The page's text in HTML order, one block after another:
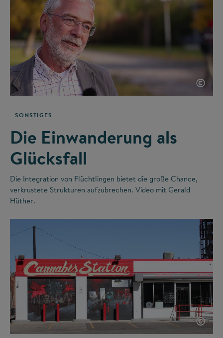
©
SONSTIGES
Die Einwanderung als
Glücksfall
Die Integration von Flüchtlingen bietet die große Chance,
verkrustete Strukturen aufzubrechen. Video mit Gerald
Hüther.
©